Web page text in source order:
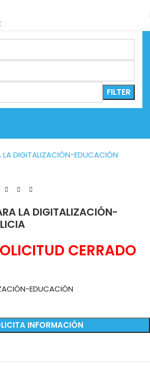
FILTER
LA DIGITALIZACIÓN-
CERRADO
EDUCACIÓN
INFORMACIÓN